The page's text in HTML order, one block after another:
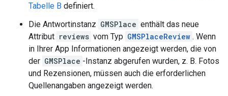
Tabelle B definiert.
Die Antwortinstanz GMSPlace enthält das neue
Attribut reviews vom Typ GMSPlaceReview . Wenn
in Ihrer App Informationen angezeigt werden, die von
der GMSPlace -Instanz abgerufen wurden, z. B. Fotos
und Rezensionen, müssen auch die erforderlichen
Quellenangaben angezeigt werden.